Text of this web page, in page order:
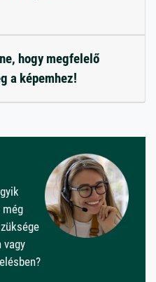
hogy megfelelő
a képemhez!
még
vagy